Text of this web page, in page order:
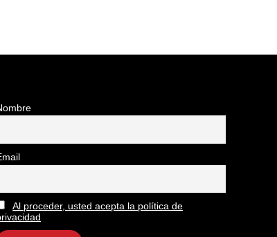
Al proceder, usted acepta la política de